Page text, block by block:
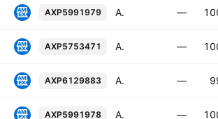
AXP5991979 American Express Company FRN 30-JAN-2031 —
AXP5753471 American Express Company FRN 16-FEB-2028 —
AXP6129883 American Express Company 4.351% 20-JUL-2029 —
AXP5991978 American Express Company 5.085% 30-JAN-2031 —